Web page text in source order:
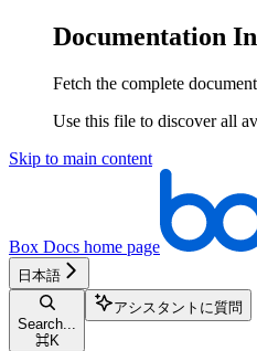
Documentation
Fetch the complete
Use this file to discover all
Skip to main content
Box Docs home page
日本語
Search...
⌘K
アシスタントに質問